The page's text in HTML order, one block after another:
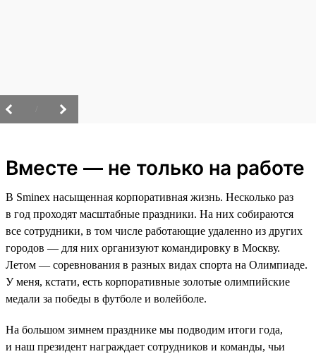
Вместе — не только на работе
В Sminex насыщенная корпоративная жизнь. Несколько раз
в год проходят масштабные праздники. На них собираются
все сотрудники, в том числе работающие удаленно из других
городов — для них организуют командировку в Москву.
Летом — соревнования в разных видах спорта на Олимпиаде.
У меня, кстати, есть корпоративные золотые олимпийские
медали за победы в футболе и волейболе.
На большом зимнем празднике мы подводим итоги года,
и наш президент награждает сотрудников и команды, чьи